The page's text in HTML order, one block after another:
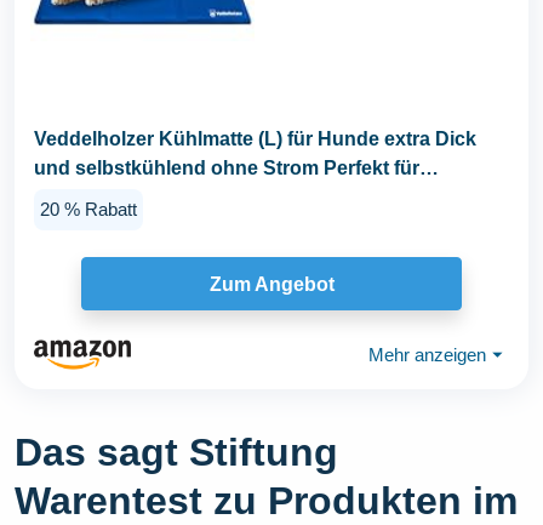
Veddelholzer Kühlmatte (L) für Hunde extra Dick
und selbstkühlend ohne Strom Perfekt für
20 % Rabatt
Zum Angebot
Mehr anzeigen ⏷
Das sagt Stiftung
Warentest zu Produkten im